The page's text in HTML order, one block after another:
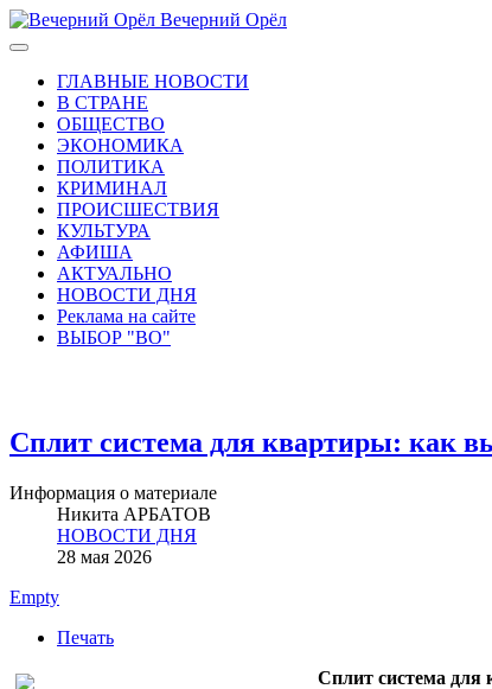
Вечерний Орёл
ГЛАВНЫЕ НОВОСТИ
В СТРАНЕ
ОБЩЕСТВО
ЭКОНОМИКА
ПОЛИТИКА
КРИМИНАЛ
ПРОИСШЕСТВИЯ
КУЛЬТУРА
АФИША
АКТУАЛЬНО
НОВОСТИ ДНЯ
Реклама на сайте
ВЫБОР "ВО"
Сплит система для квартиры: как
Информация о материале
Никита АРБАТОВ
НОВОСТИ ДНЯ
28 мая 2026
Empty
Печать
Сплит система для